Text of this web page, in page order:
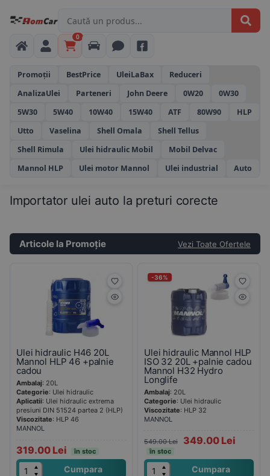
0
Promoții BestPrice UleiLaBax
Reduceri
AnalizaUlei
Parteneri John Deere 0W20
0W30
5W30
5W40 10W40 15W40 ATF 80W90
HLP
Utto
Vaselina Shell Omala
Shell Tellus
Shell Rimula
Ulei hidraulic Mobil
Mobil Delvac
Mannol HLP
Ulei motor Mannol Ulei industrial Auto
Importator ulei auto la preturi corecte
Articole la Promoție Vezi Toate Ofertele
Ulei hidraulic H46 20L
Mannol HLP 46 +palnie
cadou
Ambalaj: 20L
Categorie: Ulei hidraulic
Aplicatii: Ulei hidraulic extrema
presiuni DIN 51524 partea 2 (HLP)
Viscozitate: HLP 46
MANNOL
319.00 Lei în stoc
Cumpara
-36%
Ulei hidraulic Mannol HLP
ISO 32 20L +palnie cadou
Mannol H32 Hydro
Longlife
Ambalaj: 20L
Categorie: Ulei hidraulic
Viscozitate: HLP 32
MANNOL
549.00 Lei 349.00 Lei
în stoc
Cumpara